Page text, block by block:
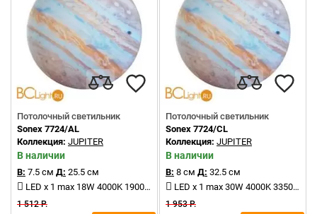
Потолочный светильник
Sonex 7724/AL
Коллекция: JUPITER
В наличии
В: 7.5 см Д: 25.5 см
LED x 1 max 18W 4000K 1900Lm
1 512 Р.
Потолочный светильник
Sonex 7724/CL
Коллекция: JUPITER
В наличии
В: 8 см Д: 32.5 см
LED x 1 max 30W 4000K 3350Lm
1 953 Р.